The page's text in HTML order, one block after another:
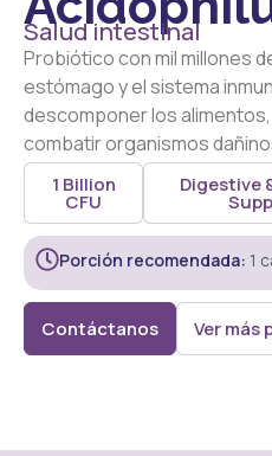
Salud intestinal
Probiótico con mil millones
estómago y el sistema
descomponer los
combatir organismos
1 Billion
CFU
Digestive
Porción recomendada: 1
Contáctanos Ver más